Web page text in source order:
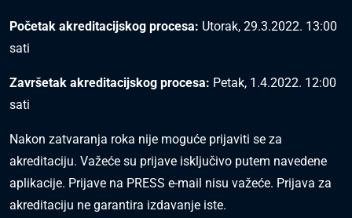
Početak akreditacijskog procesa: Utorak, 29.3.2022. 13:00
sati
Završetak akreditacijskog procesa: Petak, 1.4.2022. 12:00
sati
Nakon zatvaranja roka nije moguće prijaviti se za
akreditaciju. Važeće su prijave isključivo putem navedene
aplikacije. Prijave na PRESS e-mail nisu važeće. Prijava za
akreditaciju ne garantira izdavanje iste.